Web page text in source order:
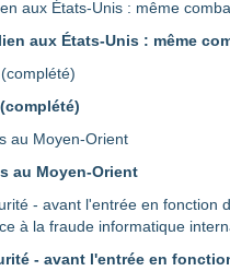
aux États-Unis : même
au Moyen-Orient
- avant l'entrée en